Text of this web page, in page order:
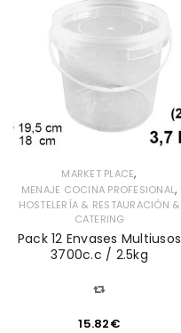
MARKET PLACE,
MENAJE COCINA PROFESIONAL,
HOSTELERÍA & RESTAURACIÓN &
CATERING
Pack 12 Envases Multiusos
3700c.c / 2.5kg
15.82€